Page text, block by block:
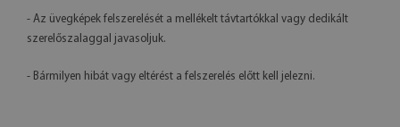
- Az üvegképek felszerelését a mellékelt távtartókkal vagy dedikált
szerelőszalaggal javasoljuk.
- Bármilyen hibát vagy eltérést a felszerelés előtt kell jelezni.